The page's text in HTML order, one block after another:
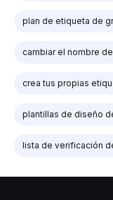
plan de etiqueta de
cambiar el nombre
crea tus propias
plantillas de diseño
lista de verificación